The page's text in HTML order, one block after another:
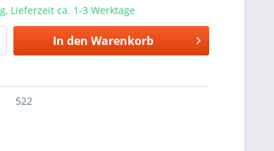
Lieferzeit ca. 1-3 Werktage
In den Warenkorb
522